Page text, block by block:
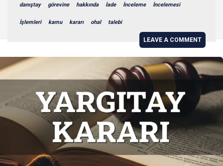
danıştay görevine hakkında İade İnceleme İncelemesi
İşlemleri kamu kararı ohal talebi
LEAVE A COMMENT